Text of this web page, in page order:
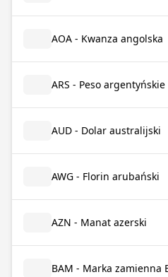
AOA - Kwanza angolska
ARS - Peso argentyńskie
AUD - Dolar australijski
AWG - Florin arubański
AZN - Manat azerski
BAM - Marka zamienna